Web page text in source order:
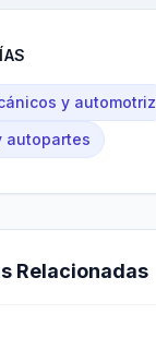
y automotriz
autopartes
Relacionadas